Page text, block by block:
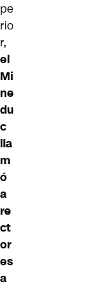
pe
rio
r,
el
Mi
ne
du
c
lla
m
ó
a
re
ct
or
es
a